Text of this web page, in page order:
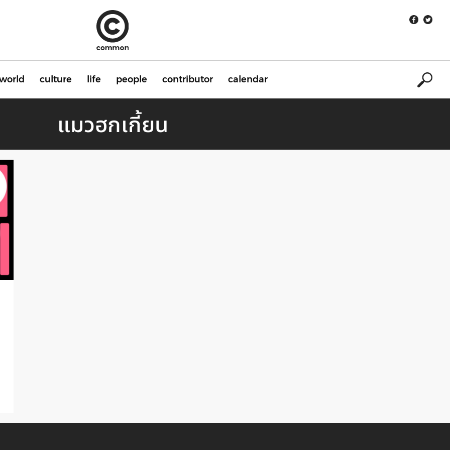
culture life people contributor calendar
แมวฮกเกี้ยน